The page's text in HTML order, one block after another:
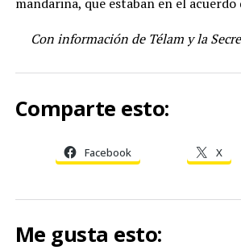
Con información de Télam y la
Comparte esto:
Facebook X
Me gusta esto: